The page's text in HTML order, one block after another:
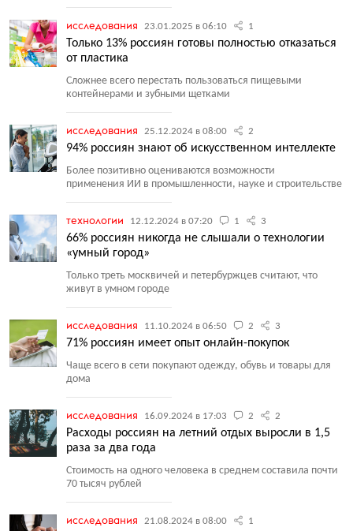
исследования 23.01.2025 в 06:10 1
Только 13% россиян готовы полностью отказаться
от пластика
Сложнее всего перестать пользоваться пищевыми
контейнерами и зубными щетками
исследования 25.12.2024 в 08:00 2
94% россиян знают об искусственном интеллекте
Более позитивно оцениваются возможности
применения ИИ в промышленности, науке и строительстве
технологии 12.12.2024 в 07:20 1 3
66% россиян никогда не слышали о технологии
«умный город»
Только треть москвичей и петербуржцев считают, что
живут в умном городе
исследования 11.10.2024 в 06:50 2 3
71% россиян имеет опыт онлайн-покупок
Чаще всего в сети покупают одежду, обувь и товары для
дома
исследования 16.09.2024 в 17:03 2 2
Расходы россиян на летний отдых выросли в 1,5
раза за два года
Стоимость на одного человека в среднем составила почти
70 тысяч рублей
исследования 21.08.2024 в 08:00 1